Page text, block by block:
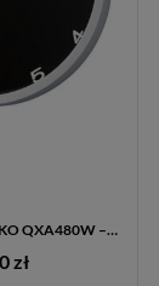
ZEGAR ŚCIENNY SEIKO QXA480W – CZARNO-BIAŁY, CICHY, PŁYNĄCY SEKUNDNIK
zł